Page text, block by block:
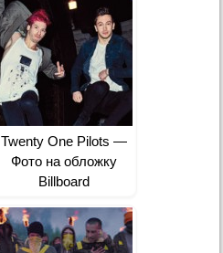
Twenty One Pilots —
Фото на обложку
Billboard